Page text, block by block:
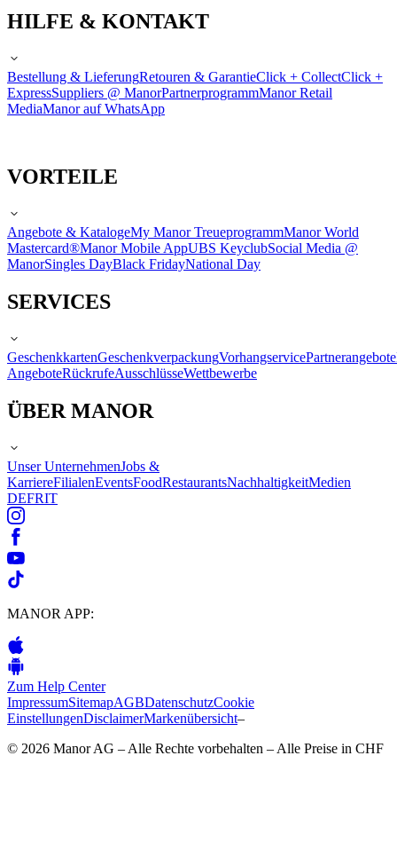
HILFE & KONTAKT
Bestellung & LieferungRetouren & GarantieClick + CollectClick +
ExpressSuppliers @ ManorPartnerprogrammManor Retail
MediaManor auf WhatsApp
VORTEILE
Angebote & KatalogeMy Manor TreueprogrammManor World
Mastercard®Manor Mobile AppUBS KeyclubSocial Media @
ManorSingles DayBlack FridayNational Day
SERVICES
GeschenkkartenGeschenkverpackungVorhangservicePartnerangebote
AngeboteRückrufeAusschlüsseWettbewerbe
ÜBER MANOR
Unser UnternehmenJobs &
KarriereFilialenEventsFoodRestaurantsNachhaltigkeitMedien
DEFRIT
MANOR APP:
Zum Help Center
ImpressumSitemapAGBDatenschutzCookie
EinstellungenDisclaimerMarkenübersicht–
© 2026 Manor AG – Alle Rechte vorbehalten – Alle Preise in CHF